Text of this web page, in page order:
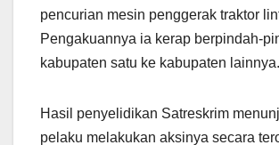
pencurian mesin penggerak traktor
Pengakuannya ia kerap berpindah-
kabupaten satu ke kabupaten lainnya.
Hasil penyelidikan Satreskrim
pelaku melakukan aksinya secara